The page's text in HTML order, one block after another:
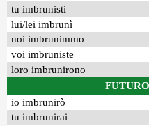
tu imbrunisti
lui/lei imbrunì
noi imbrunimmo
voi imbruniste
loro imbrunirono
io imbrunirò
tu imbrunirai